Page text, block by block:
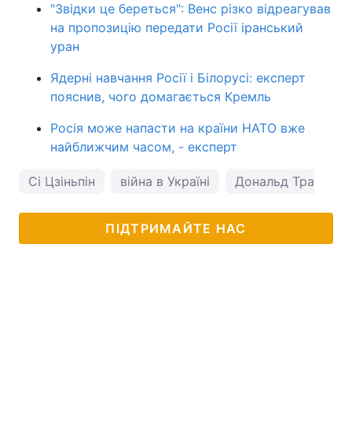
"Звідки це береться": Венс різко відреагував
на пропозицію передати Росії іранський
уран
Ядерні навчання Росії і Білорусі: експерт
пояснив, чого домагається Кремль
Росія може напасти на країни НАТО вже
найближчим часом, - експерт
Сі Цзіньпін війна в Україні Дональд Трамп
ПІДТРИМАЙТЕ НАС